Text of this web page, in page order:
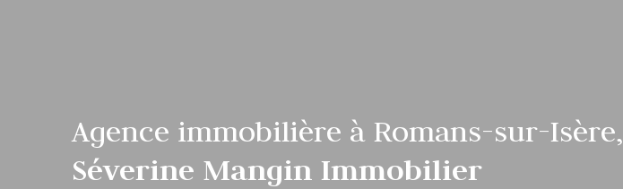
Agence immobilière à Romans-sur-Isère,
Séverine Mangin Immobilier